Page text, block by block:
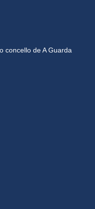
concello de A Guarda